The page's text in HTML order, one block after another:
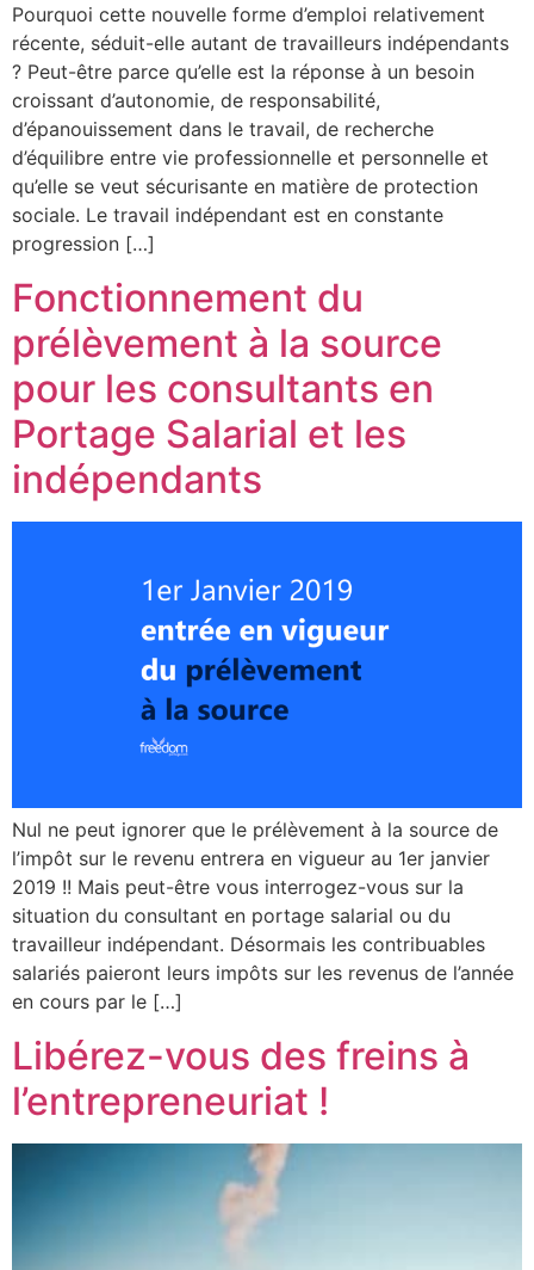
Pourquoi cette nouvelle forme d’emploi relativement
récente, séduit-elle autant de travailleurs indépendants
? Peut-être parce qu’elle est la réponse à un besoin
croissant d’autonomie, de responsabilité,
d’épanouissement dans le travail, de recherche
d’équilibre entre vie professionnelle et personnelle et
qu’elle se veut sécurisante en matière de protection
sociale. Le travail indépendant est en constante
progression […]
Fonctionnement du
prélèvement à la source
pour les consultants en
Portage Salarial et les
indépendants
Nul ne peut ignorer que le prélèvement à la source de
l’impôt sur le revenu entrera en vigueur au 1er janvier
2019 !! Mais peut-être vous interrogez-vous sur la
situation du consultant en portage salarial ou du
travailleur indépendant. Désormais les contribuables
salariés paieront leurs impôts sur les revenus de l’année
en cours par le […]
Libérez-vous des freins à
l’entrepreneuriat !